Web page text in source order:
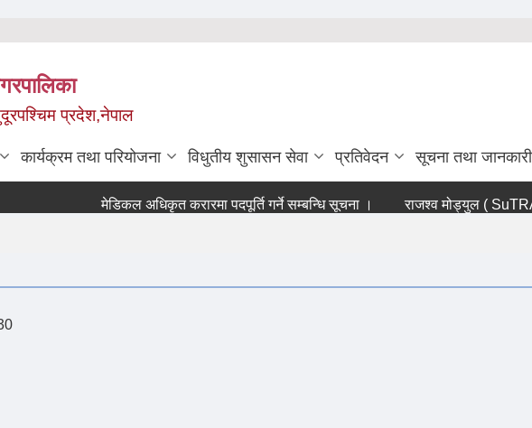
प्रदेश,नेपाल
कार्यक्रम तथा परियोजना विधुतीय शुसासन सेवा प्रतिवेदन सूचना तथा जानकारी
मेडिकल अधिकृत करारमा पदपूर्ति गर्ने सम्बन्धि सूचना । राजश्व मोड्युल ( SuTRA